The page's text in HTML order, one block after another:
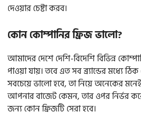
দেওয়ার চেষ্টা করব।
কোন কোম্পানির ফ্রিজ ভালো?
আমাদের দেশে দেশি-বিদেশি বিভিন্ন
পাওয়া যায়। তবে এত সব ব্র্যান্ডের মধ্যে
সবচেয়ে ভালো হবে, তা নিয়ে অনেকের
আপনার বাজেট কেমন, তার ওপর নির্ভর
জন্য কোন ফ্রিজটি সেরা হবে।